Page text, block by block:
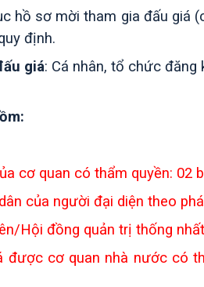
hồ sơ mời tham gia đấu giá
định.
giá: Cá nhân, tổ chức đăng
cơ quan có thẩm quyền: 02
của người đại diện theo
Hội đồng quản trị thống
được cơ quan nhà nước có